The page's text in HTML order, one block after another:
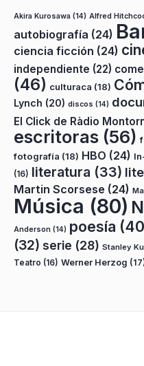
Akira Kurosawa (14) Alfred
autobiografía (24)
ciencia ficción (24)
independiente (22)
(46) culturaca (18)
Lynch (20) discos (14)
El Click de Ràdio
escritoras (56)
fotografía (18) HBO (24)
(16) literatura (33)
Martin Scorsese (24)
Música (80)
Anderson (14) poesía
(32) serie (28) Stanley
Teatro (16) Werner Herzog